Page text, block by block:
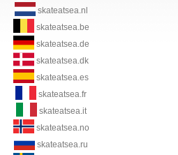
skateatsea.nl
skateatsea.be
skateatsea.de
skateatsea.dk
skateatsea.es
skateatsea.fr
skateatsea.it
skateatsea.no
skateatsea.ru